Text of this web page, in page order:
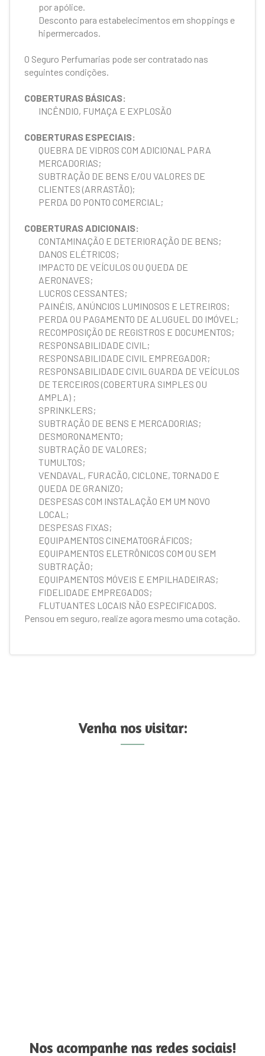
por apólice.
Desconto para estabelecimentos em shoppings e
hipermercados.
O Seguro Perfumarias pode ser contratado nas
seguintes condições.
COBERTURAS BÁSICAS:
INCÊNDIO, FUMAÇA E EXPLOSÃO
COBERTURAS ESPECIAIS:
QUEBRA DE VIDROS COM ADICIONAL PARA
MERCADORIAS;
SUBTRAÇÃO DE BENS E/OU VALORES DE
CLIENTES (ARRASTÃO);
PERDA DO PONTO COMERCIAL;
COBERTURAS ADICIONAIS:
CONTAMINAÇÃO E DETERIORAÇÃO DE BENS;
DANOS ELÉTRICOS;
IMPACTO DE VEÍCULOS OU QUEDA DE
AERONAVES;
LUCROS CESSANTES;
PAINÉIS, ANÚNCIOS LUMINOSOS E LETREIROS;
PERDA OU PAGAMENTO DE ALUGUEL DO IMÓVEL;
RECOMPOSIÇÃO DE REGISTROS E DOCUMENTOS;
RESPONSABILIDADE CIVIL;
RESPONSABILIDADE CIVIL EMPREGADOR;
RESPONSABILIDADE CIVIL GUARDA DE VEÍCULOS
DE TERCEIROS (COBERTURA SIMPLES OU
AMPLA) ;
SPRINKLERS;
SUBTRAÇÃO DE BENS E MERCADORIAS;
DESMORONAMENTO;
SUBTRAÇÃO DE VALORES;
TUMULTOS;
VENDAVAL, FURACÃO, CICLONE, TORNADO E
QUEDA DE GRANIZO;
DESPESAS COM INSTALAÇÃO EM UM NOVO
LOCAL;
DESPESAS FIXAS;
EQUIPAMENTOS CINEMATOGRÁFICOS;
EQUIPAMENTOS ELETRÔNICOS COM OU SEM
SUBTRAÇÃO;
EQUIPAMENTOS MÓVEIS E EMPILHADEIRAS;
FIDELIDADE EMPREGADOS;
FLUTUANTES LOCAIS NÃO ESPECIFICADOS.
Pensou em seguro, realize agora mesmo uma cotação.
Venha nos visitar:
Nos acompanhe nas redes sociais!